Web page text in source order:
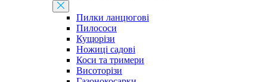
Пилки ланцюгові
Пилососи
Кущорізи
Ножиці садові
Коси та тримери
Висоторізи